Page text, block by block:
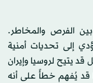
الفرص والمخاطر.
إلى تحديات أمنية
قد يتيح لروسيا وإيران
قد يُفهم خطأً على أنه